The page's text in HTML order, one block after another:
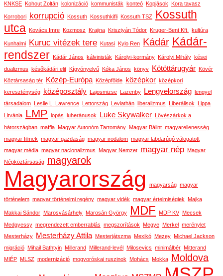
KNKSE Kohout Zoltán kolonizáció kommunisták konteó Kopjások Kora tavasz
Korrobori korrupció Kossuth Kossuthkifli Kossuth TSZ Kossuth
utca
Kovács Imre Kozmosz Krajina Krisztyán Tódor Kruger-Bent Kft. kultúra
Kunhalmi Kuruc vitézek tere Kutasi Kylo Ren Kádár Kádár-
rendszer
Kádár János kálvinisták Károlyi-kormány Károlyi Mihály kései
dualizmus
későkádári elit Kígyónyelvű Kóka János könyv Kötöttárugyár
Kövér
Köztársaság tér
Közép-Európa Középfölde középkor középkori
kereszténység
középosztály Lajosmizse Lazenby Lengyelország
lengyel
társadalom
Leslie L. Lawrence Lettország Leviathán liberalizmus Liberálisok
Lippa
Litvánia LMP lopás luheránusok Luke Skywalker
Lövészárkok a
hátországban maffia Magyar Autonóm Tartomány Magyar Bálint magyarellenesség
magyar filmek magyar gazdaság magyar irodalom magyar labdarúgó válogatott
magyar média magyar nacionalizmus Magyar Nemzet magyar nép Magyar
Népköztársaság magyarok
Magyarország magyarság magyar
történelem magyar történelmi regény magyar vidék magyar értelmiségiek Majka
Makkai Sándor Marosvásárhely Marosán György MDF MDP KV Mecsek
Medgyessy megrendezett emberrablás megszorítások Megye Merkel
merénylet
Mesterházy
Mesterházy Attila Mesterjátszma Mexikó Mezey Michael Jackson
migráció Mihail Bathtyin Millerand Millerand-levél Milosevics minimálbér Mitterand
MIÉP MLSZ modernizáció mogyoróskai ruszinok Mohács Mokka Moldova